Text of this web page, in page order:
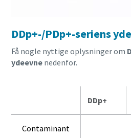
DDp+-/PDp+-seriens
Få nogle nyttige oplysninger om
ydeevne nedenfor.
DDp+
Contaminant